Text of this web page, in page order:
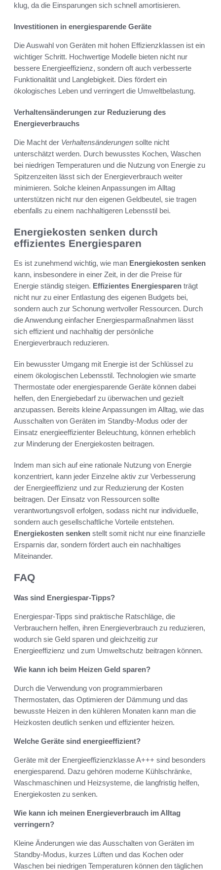
klug, da die Einsparungen sich schnell amortisieren.
Investitionen in energiesparende Geräte
Die Auswahl von Geräten mit hohen Effizienzklassen ist ein
wichtiger Schritt. Hochwertige Modelle bieten nicht nur
bessere Energieeffizienz, sondern oft auch verbesserte
Funktionalität und Langlebigkeit. Dies fördert ein
ökologisches Leben und verringert die Umweltbelastung.
Verhaltensänderungen zur Reduzierung des
Energieverbrauchs
Die Macht der Verhaltensänderungen sollte nicht
unterschätzt werden. Durch bewusstes Kochen, Waschen
bei niedrigen Temperaturen und die Nutzung von Energie zu
Spitzenzeiten lässt sich der Energieverbrauch weiter
minimieren. Solche kleinen Anpassungen im Alltag
unterstützen nicht nur den eigenen Geldbeutel, sie tragen
ebenfalls zu einem nachhaltigeren Lebensstil bei.
Energiekosten senken durch
effizientes Energiesparen
Es ist zunehmend wichtig, wie man Energiekosten senken
kann, insbesondere in einer Zeit, in der die Preise für
Energie ständig steigen. Effizientes Energiesparen trägt
nicht nur zu einer Entlastung des eigenen Budgets bei,
sondern auch zur Schonung wertvoller Ressourcen. Durch
die Anwendung einfacher Energiesparmaßnahmen lässt
sich effizient und nachhaltig der persönliche
Energieverbrauch reduzieren.
Ein bewusster Umgang mit Energie ist der Schlüssel zu
einem ökologischen Lebensstil. Technologien wie smarte
Thermostate oder energiesparende Geräte können dabei
helfen, den Energiebedarf zu überwachen und gezielt
anzupassen. Bereits kleine Anpassungen im Alltag, wie das
Ausschalten von Geräten im Standby-Modus oder der
Einsatz energieeffizienter Beleuchtung, können erheblich
zur Minderung der Energiekosten beitragen.
Indem man sich auf eine rationale Nutzung von Energie
konzentriert, kann jeder Einzelne aktiv zur Verbesserung
der Energieeffizienz und zur Reduzierung der Kosten
beitragen. Der Einsatz von Ressourcen sollte
verantwortungsvoll erfolgen, sodass nicht nur individuelle,
sondern auch gesellschaftliche Vorteile entstehen.
Energiekosten senken stellt somit nicht nur eine finanzielle
Ersparnis dar, sondern fördert auch ein nachhaltiges
Miteinander.
FAQ
Was sind Energiespar-Tipps?
Energiespar-Tipps sind praktische Ratschläge, die
Verbrauchern helfen, ihren Energieverbrauch zu reduzieren,
wodurch sie Geld sparen und gleichzeitig zur
Energieeffizienz und zum Umweltschutz beitragen können.
Wie kann ich beim Heizen Geld sparen?
Durch die Verwendung von programmierbaren
Thermostaten, das Optimieren der Dämmung und das
bewusste Heizen in den kühleren Monaten kann man die
Heizkosten deutlich senken und effizienter heizen.
Welche Geräte sind energieeffizient?
Geräte mit der Energieeffizienzklasse A+++ sind besonders
energiesparend. Dazu gehören moderne Kühlschränke,
Waschmaschinen und Heizsysteme, die langfristig helfen,
Energiekosten zu senken.
Wie kann ich meinen Energieverbrauch im Alltag
verringern?
Kleine Änderungen wie das Ausschalten von Geräten im
Standby-Modus, kurzes Lüften und das Kochen oder
Waschen bei niedrigen Temperaturen können den täglichen